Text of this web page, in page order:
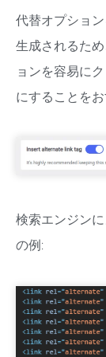
代替オプショ
生成されるた
ョンを容易に
にすることを
検索エンジン
の例: